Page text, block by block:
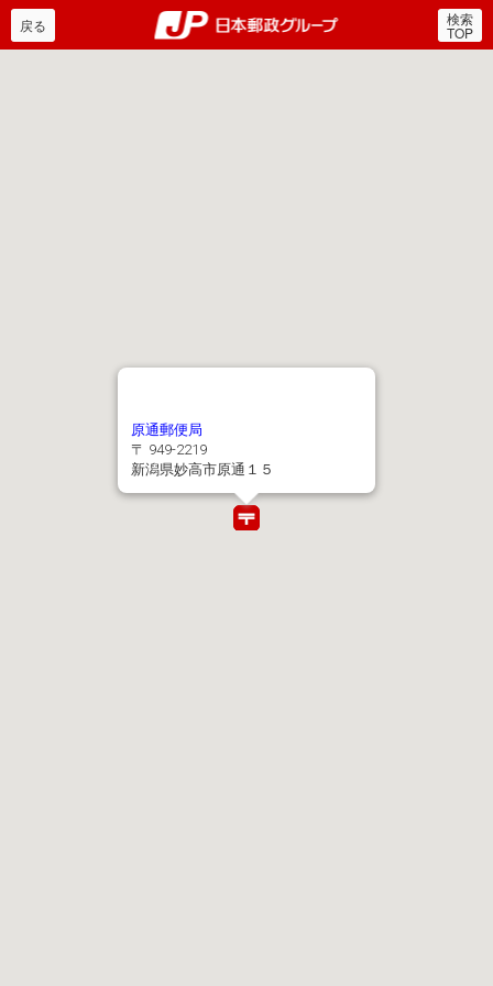
郵便局・日本郵政グルー
戻る 検索
TOP
原通郵便局
〒 949-2219
新潟県妙高市原通１５